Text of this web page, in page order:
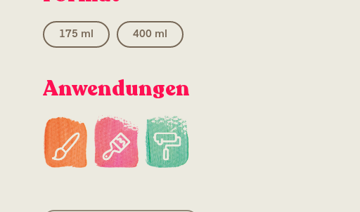
175 ml 400 ml
Anwendungen